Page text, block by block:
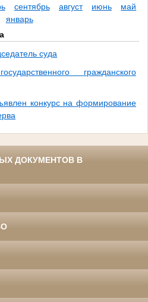
сентябрь август июнь
май
январь
суда
гражданского
конкурс на формирование
ДОКУМЕНТОВ В